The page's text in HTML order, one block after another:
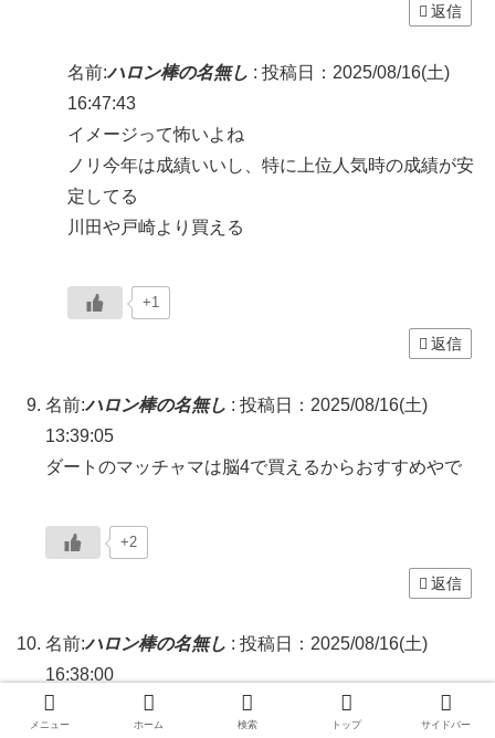
返信
名前:ハロン棒の名無し : 投稿日：2025/08/16(土)
16:47:43
イメージって怖いよね
ノリ今年は成績いいし、特に上位人気時の成績が安
定してる
川田や戸崎より買える
+1
返信
名前:ハロン棒の名無し : 投稿日：2025/08/16(土)
13:39:05
ダートのマッチャマは脳4で買えるからおすすめやで
+2
返信
名前:ハロン棒の名無し : 投稿日：2025/08/16(土)
16:38:00
騎手がそうしたくてもゲートはタイミングあるからな
メニュー ホーム 検索 トップ サイドバー